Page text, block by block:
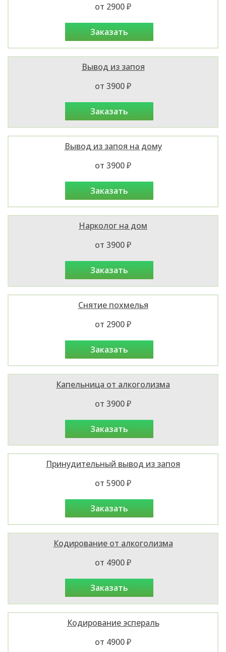
от 2900 ₽
заказать
Вывод из запоя
от 3900 ₽
заказать
Вывод из запоя на дому
от 3900 ₽
заказать
Нарколог на дом
от 3900 ₽
заказать
Снятие похмелья
от 2900 ₽
заказать
Капельница от алкоголизма
от 3900 ₽
заказать
Принудительный вывод из запоя
от 5900 ₽
заказать
Кодирование от алкоголизма
от 4900 ₽
заказать
Кодирование эспераль
от 4900 ₽